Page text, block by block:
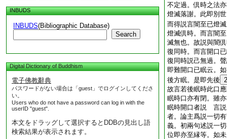
INBUDS
INBUDS(Bibliographic Database)
Search
Digital Dictionary of Buddhism
電子佛教辭典
パスワードがない場合は「guest」でログインしてくださ
い。
Users who do not have a password can log in with the
userID "guest".
本文をドラッグして選択するとDDBの見出し語
検索結果が表示されます。
不定過。倶時之法
燈滅落謝。此即別
而得説言闇至已燈
燈滅倶時。而言闇
滅無也。故説與闇
復同時。而言開口
復同時説己無過。
即難開口已眠云。
後方眠。是即先後 2
故言若後眠時此口
眠時口亦有閉。雖
眠時開口者説 言説
者。論主爲説一切
義。初兩句述説一
位即亦至縁等。如